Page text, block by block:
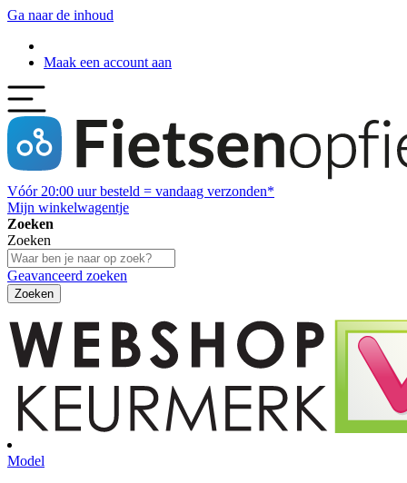
Ga naar de inhoud
Maak een account aan
Vóór 20:00 uur besteld = vandaag verzonden*
Mijn winkelwagentje
Zoeken
Zoeken
Geavanceerd zoeken
Zoeken
Model